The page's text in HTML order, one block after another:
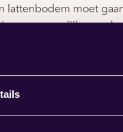
moet
persoonlijke
te liggen. Het is
is alleen het
een matras